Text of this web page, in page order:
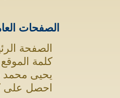
الصفحات
الصفحة
كلمة الموقع
يحيى
احصل على